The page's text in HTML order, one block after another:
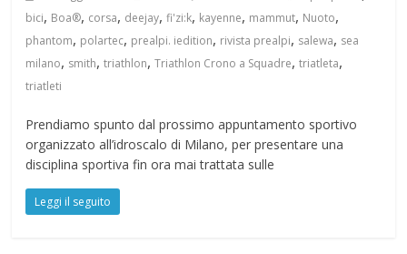
bici, Boa®, corsa, deejay,fi'zi:k, kayenne, mammut, Nuoto,
phantom, polartec, prealpi. iedition, rivista prealpi, salewa, sea
milano, smith,triathlon,Triathlon Crono a Squadre,triatleta,
triatleti
Prendiamo spunto dal prossimo appuntamento sportivo
organizzato all’idroscalo di Milano, per presentare una
disciplina sportiva fin ora mai trattata sulle
Leggi il seguito